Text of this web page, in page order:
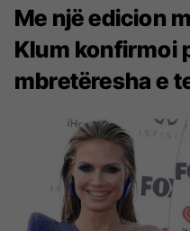
Me një edicion
Klum konfirmoi
mbretëresha e